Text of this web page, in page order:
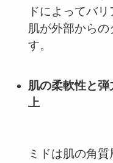
ドによってバ
肌が外部から
す。
肌の柔軟性と弾
上
ナ
ミドは肌の角